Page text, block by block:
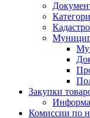
Закупки
Комиссии по